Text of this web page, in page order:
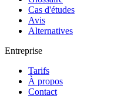
Cas d'études
Avis
Alternatives
Entreprise
Tarifs
À propos
Contact